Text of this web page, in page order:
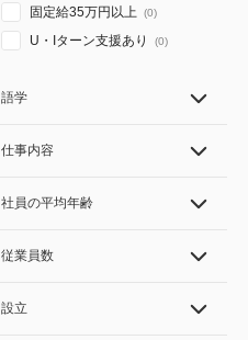
固定給35万円以上 (0)
U・Iターン支援あり (0)
語学
仕事内容
社員の平均年齢
従業員数
設立